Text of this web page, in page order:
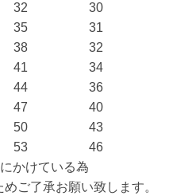
32
30
35
31
38
32
41
34
44
36
47
40
50
43
53
46
かけている為
ご了承お願い致します。